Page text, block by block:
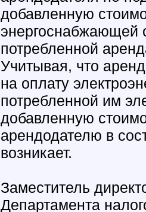
добавленную
энергоснабжающей
потребленной
Учитывая, что
на оплату
потребленной им
добавленную
арендодателю в
возникает.
Заместитель
Департамента